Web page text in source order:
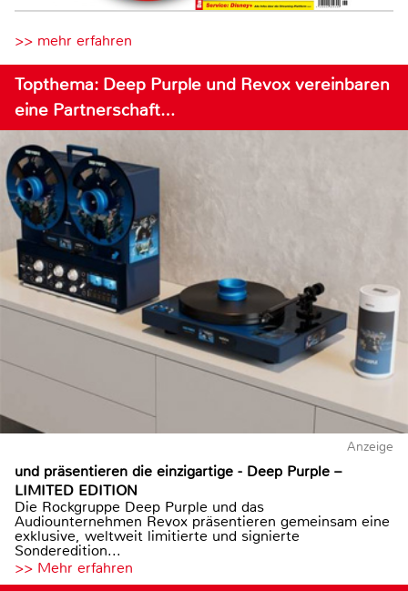
>> mehr erfahren
Topthema: Deep Purple und Revox vereinbaren
eine Partnerschaft…
Anzeige
und präsentieren die einzigartige - Deep Purple –
LIMITED EDITION
Die Rockgruppe Deep Purple und das
Audiounternehmen Revox präsentieren gemeinsam eine
exklusive, weltweit limitierte und signierte
Sonderedition...
>> Mehr erfahren